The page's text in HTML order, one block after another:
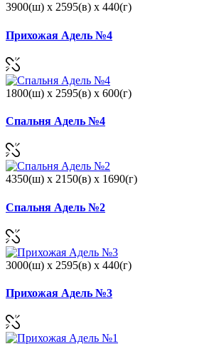
3900(ш) x 2595(в) x 440(г)
Прихожая Адель №4
1800(ш) x 2595(в) x 600(г)
Спальня Адель №4
4350(ш) x 2150(в) x 1690(г)
Спальня Адель №2
3000(ш) x 2595(в) x 440(г)
Прихожая Адель №3